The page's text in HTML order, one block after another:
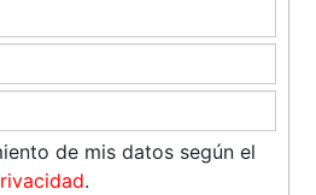
de mis datos según el
.